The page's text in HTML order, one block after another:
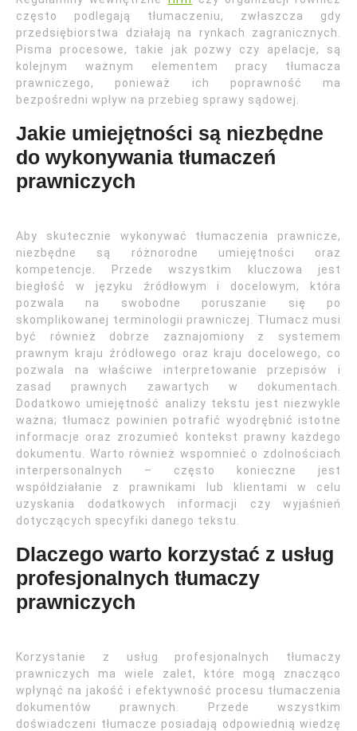
często podlegają tłumaczeniu, zwłaszcza gdy
przedsiębiorstwa działają na rynkach zagranicznych.
Pisma procesowe, takie jak pozwy czy apelacje, są
kolejnym ważnym elementem pracy tłumacza
prawniczego, ponieważ ich poprawność ma
bezpośredni wpływ na przebieg sprawy sądowej.
Jakie umiejętności są niezbędne
do wykonywania tłumaczeń
prawniczych
Aby skutecznie wykonywać tłumaczenia prawnicze,
niezbędne są różnorodne umiejętności oraz
kompetencje. Przede wszystkim kluczowa jest
biegłość w języku źródłowym i docelowym, która
pozwala na swobodne poruszanie się po
skomplikowanej terminologii prawniczej. Tłumacz musi
być również dobrze zaznajomiony z systemem
prawnym kraju źródłowego oraz kraju docelowego, co
pozwala na właściwe interpretowanie przepisów i
zasad prawnych zawartych w dokumentach.
Dodatkowo umiejętność analizy tekstu jest niezwykle
ważna; tłumacz powinien potrafić wyodrębnić istotne
informacje oraz zrozumieć kontekst prawny każdego
dokumentu. Warto również wspomnieć o zdolnościach
interpersonalnych – często konieczne jest
współdziałanie z prawnikami lub klientami w celu
uzyskania dodatkowych informacji czy wyjaśnień
dotyczących specyfiki danego tekstu.
Dlaczego warto korzystać z usług
profesjonalnych tłumaczy
prawniczych
Korzystanie z usług profesjonalnych tłumaczy
prawniczych ma wiele zalet, które mogą znacząco
wpłynąć na jakość i efektywność procesu tłumaczenia
dokumentów prawnych. Przede wszystkim
doświadczeni tłumacze posiadają odpowiednią wiedzę